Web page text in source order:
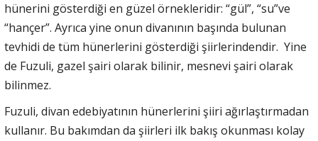
hünerini gösterdiği en güzel örnekleridir: “gül”, “su”ve
“hançer”. Ayrıca yine onun divanının başında bulunan
tevhidi de tüm hünerlerini gösterdiği şiirlerindendir. Yine
de Fuzuli, gazel şairi olarak bilinir, mesnevi şairi olarak
bilinmez.
Fuzuli, divan edebiyatının hünerlerini şiiri ağırlaştırmadan
kullanır. Bu bakımdan da şiirleri ilk bakış okunması kolay